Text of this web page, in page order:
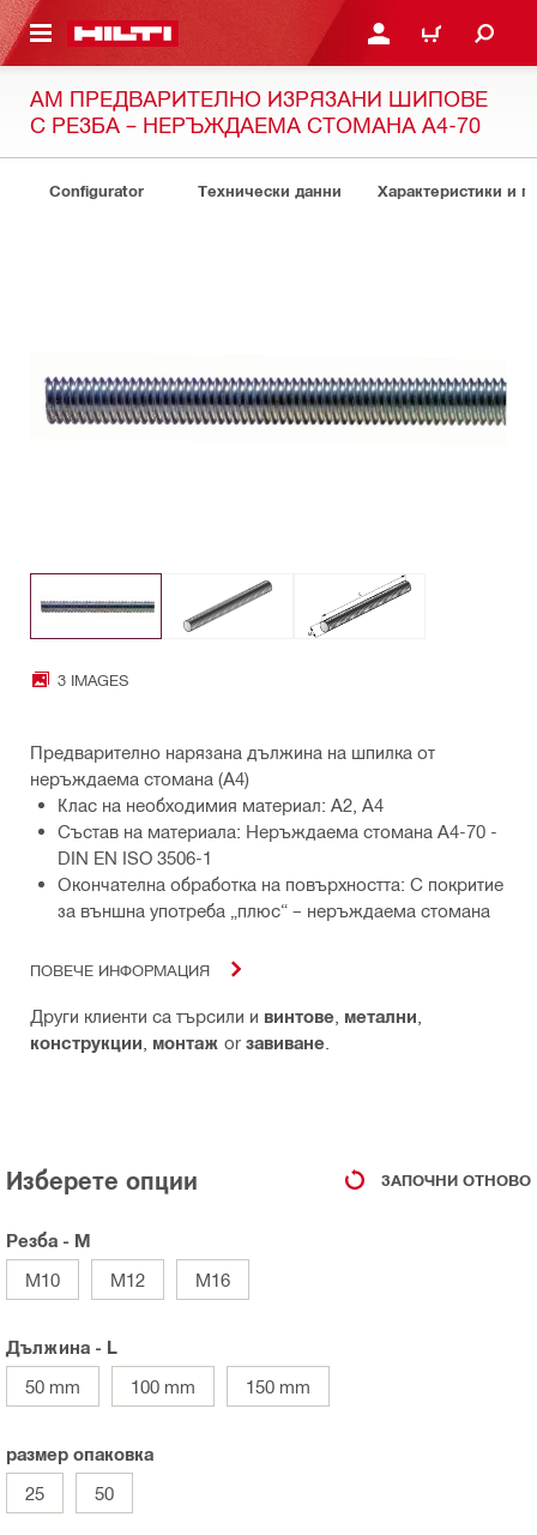
СЪДЪРЖАНИЕ ВЛЕЗ ИЛИ СЕ
КОЛИЧКА
AM ПРЕДВАРИТЕЛНО ИЗРЯЗАНИ ШИПОВЕ
С РЕЗБА – НЕРЪЖДАЕМА СТОМАНА A4-70
Configurator Технически данни Характеристики и
3 IMAGES
Предварително нарязана дължина на шпилка от
неръждаема стомана (А4)
Клас на необходимия материал: A2, A4
Състав на материала: Неръждаема стомана A4-70 -
DIN EN ISO 3506-1
Окончателна обработка на повърхността: С покритие
за външна употреба „плюс“ – неръждаема стомана
ПОВЕЧЕ ИНФОРМАЦИЯ
Други клиенти са търсили и винтове метални
конструкции монтаж or завиване
Изберете опции ЗАПОЧНИ ОТНОВО
Резба - M
M10
M12 M16
Дължина - L
50 mm
100 mm 150 mm
размер опаковка
25
50